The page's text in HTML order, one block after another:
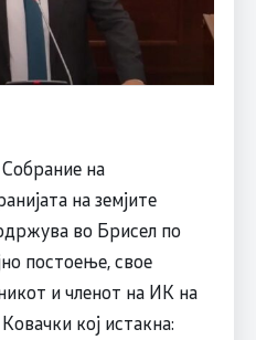
на
на земјите
во Брисел по
постоење, свое
и членот на ИК на
кој истакна: